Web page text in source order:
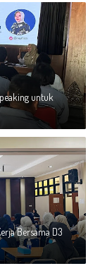
untuk
Bersama D3